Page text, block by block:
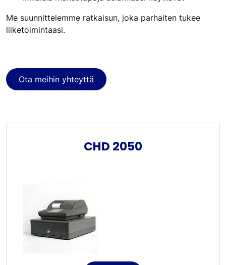
Me suunnittelemme ratkaisun, joka parhaiten tukee
liiketoimintaasi.
Ota meihin yhteyttä
CHD 2050